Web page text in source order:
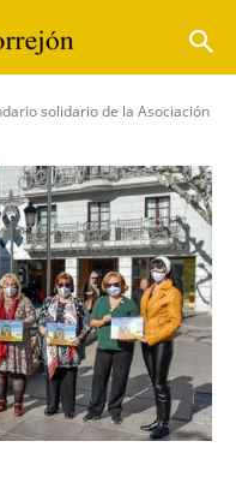
solidario de la Asociación